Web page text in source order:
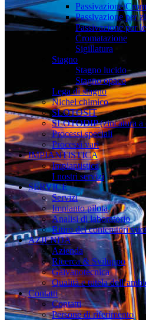
Passivazione/
Passivazione per
Passivazione per
Cromatazione
Sigillatura
Stagno
Stagno lucido
Stagno opaco
Lega di stagno
Nichel chimico
SLOTOSIT
SLOTODIP (zincatura a
Processi speciali
Processi vari
IMPIANTISTICA
Impiantistica
I nostri servizi
SERVICE
Servizi
Impianto pilota
Analisi di laboratorio
Ritiro dei contenitori
AZIENDA
Azienda
Ricerca & Sviluppo
Galvanotecnica
Qualità e tutela
Contatti
Contatti
Persone di riferimento